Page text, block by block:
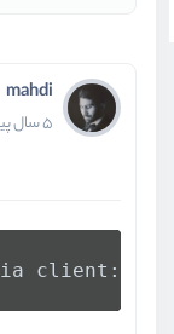
mahdi
5 سال پیش
client: